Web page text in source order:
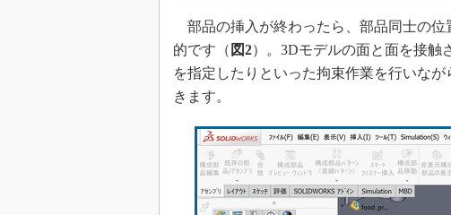
部品の挿入が終わったら、部品同士の位
的です（ 図2）。3Dモデルの面と面を接触
を指定したりといった拘束作業を行いな
きます。